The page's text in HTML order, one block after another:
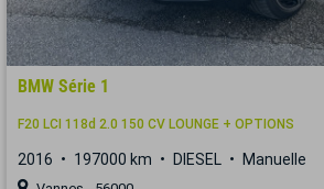
BMW Série 1
F20 LCI 118d 2.0 150 CV LOUNGE + OPTIONS
2016 197000 km DIESEL Manuelle